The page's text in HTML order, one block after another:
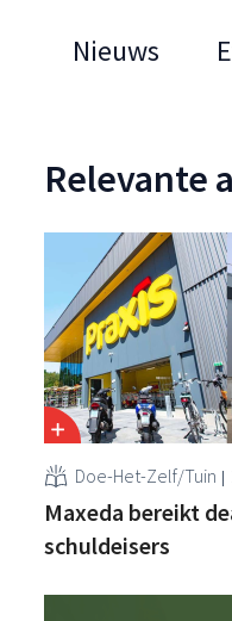
Nieuws
Relevante
Doe-Het-Zelf/Tuin
Maxeda bereikt
schuldeisers